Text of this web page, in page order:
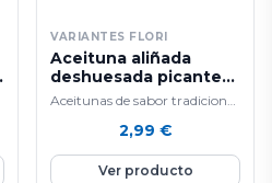
VARIANTES FLORI
Aceituna aliñada
deshuesada picante
250 g. aprox.
Aceitunas de sabor tradicional
2,99 €
Ver producto